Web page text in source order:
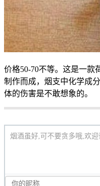
价格50-70不等。这是一款
制作而成，烟支中化学成
体的伤害是不敢想象的。
烟酒虽好,可不要贪多哦,欢迎